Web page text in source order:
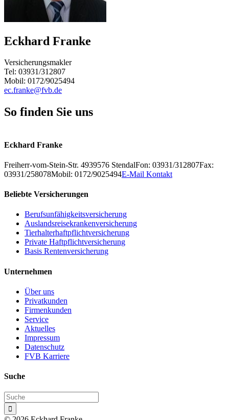
Eckhard Franke
Versicherungsmakler
Tel: 03931/312807
Mobil: 0172/9025494
ec.franke@fvb.de
So finden Sie uns
+
−
Eckhard Franke
Freiherr-vom-Stein-Str. 4939576 StendalFon: 03931/312807Fax:
03931/258078Mobil: 0172/9025494E-Mail Kontakt
Beliebte Versicherungen
Berufsunfähigkeitsversicherung
Auslandsreisekrankenversicherung
Tierhalterhaftpflichtversicherung
Private Haftpflichtversicherung
Basis Rentenversicherung
Unternehmen
Über uns
Privatkunden
Firmenkunden
Service
Aktuelles
Impressum
Datenschutz
FVB Karriere
Suche
